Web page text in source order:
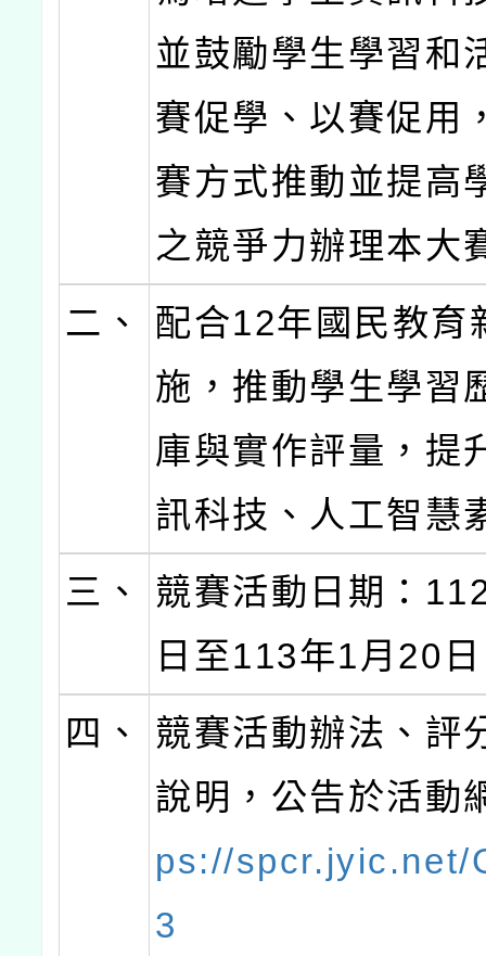
並鼓勵學生學習和
賽促學、以賽促用
賽方式推動並提高
之競爭力辦理本大
二、
配合12年國民教育
施，推動學生學習
庫與實作評量，提
訊科技、人工智慧
三、
競賽活動日期：
日至113年1月20日
四、
競賽活動辦法、評
說明，公告於活動
ps://spcr.jyic.net/
3